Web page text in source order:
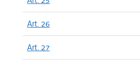
Art. 26
Art. 27